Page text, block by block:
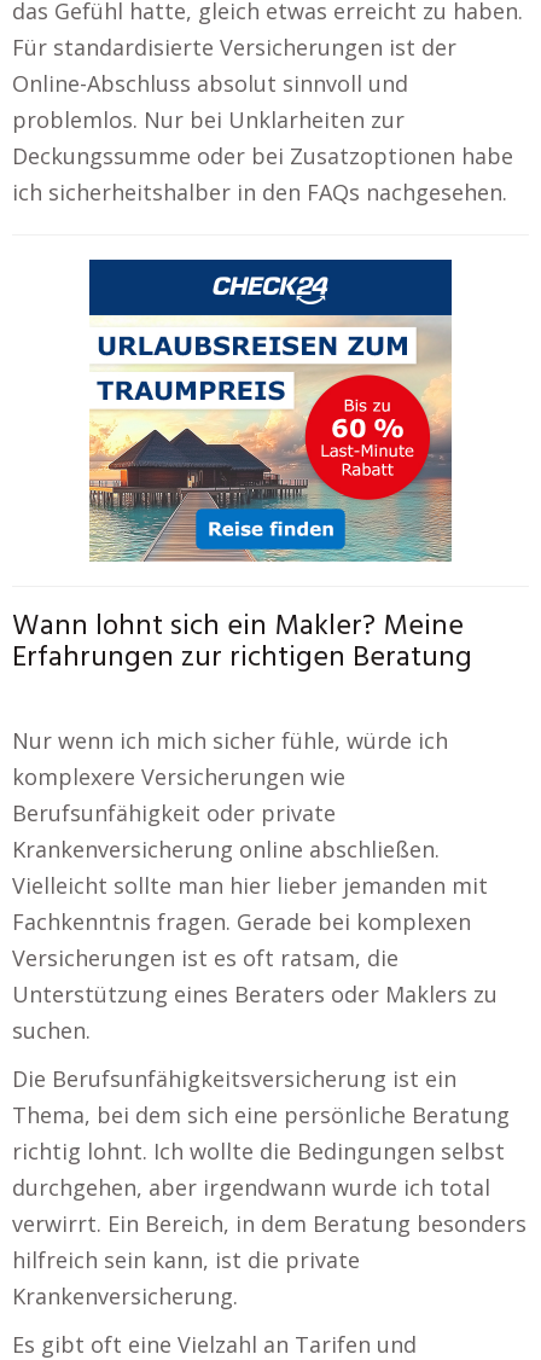
das Gefühl hatte, gleich etwas erreicht zu haben.
Für standardisierte Versicherungen ist der
Online-Abschluss absolut sinnvoll und
problemlos. Nur bei Unklarheiten zur
Deckungssumme oder bei Zusatzoptionen habe
ich sicherheitshalber in den FAQs nachgesehen.
Wann lohnt sich ein Makler? Meine
Erfahrungen zur richtigen Beratung
Nur wenn ich mich sicher fühle, würde ich
komplexere Versicherungen wie
Berufsunfähigkeit oder private
Krankenversicherung online abschließen.
Vielleicht sollte man hier lieber jemanden mit
Fachkenntnis fragen. Gerade bei komplexen
Versicherungen ist es oft ratsam, die
Unterstützung eines Beraters oder Maklers zu
suchen.
Die Berufsunfähigkeitsversicherung ist ein
Thema, bei dem sich eine persönliche Beratung
richtig lohnt. Ich wollte die Bedingungen selbst
durchgehen, aber irgendwann wurde ich total
verwirrt. Ein Bereich, in dem Beratung besonders
hilfreich sein kann, ist die private
Krankenversicherung.
Es gibt oft eine Vielzahl an Tarifen und